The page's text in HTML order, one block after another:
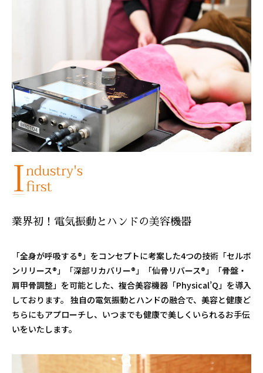
業界初！電気振動とハンドの美容機器
「全身が呼吸する®」をコンセプトに考案した4つの技術「セルボ
ンリリース®」「深部リカバリー®」「仙骨リバース®」「骨盤・
肩甲骨調整」を可能とした、複合美容機器「Physical’Q」を導入
しております。 独自の電気振動とハンドの融合で、美容と健康ど
ちらにもアプローチし、いつまでも健康で美しくいられるお手伝
いをいたします。